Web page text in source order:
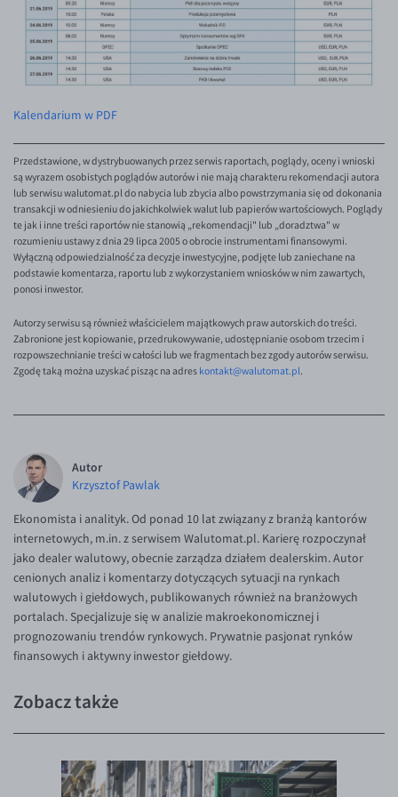
EUR/USD
EUR/GBP
EUR/CHF
EUR/CZK
EUR/DKK
EUR/NOK
EUR/SEK
EUR/AUD
EUR/BGN
EUR/CAD
EUR/CNY
EUR/HKD
EUR/HUF
EUR/NZD
EUR/RON
EUR/SGD
EUR/TRY
EUR/ZAR
GBP/USD
USD/CHF
Kalendarium w PDF
Przedstawione, w dystrybuowanych przez serwis raportach, poglądy, oceny i wnioski
są wyrazem osobistych poglądów autorów i nie mają charakteru rekomendacji autora
lub serwisu walutomat.pl do nabycia lub zbycia albo powstrzymania się od dokonania
transakcji w odniesieniu do jakichkolwiek walut lub papierów wartościowych. Poglądy
te jak i inne treści raportów nie stanowią „rekomendacji" lub „doradztwa" w
rozumieniu ustawy z dnia 29 lipca 2005 o obrocie instrumentami finansowymi.
Wyłączną odpowiedzialność za decyzje inwestycyjne, podjęte lub zaniechane na
podstawie komentarza, raportu lub z wykorzystaniem wniosków w nim zawartych,
ponosi inwestor.
Autorzy serwisu są również właścicielem majątkowych praw autorskich do treści.
Zabronione jest kopiowanie, przedrukowywanie, udostępnianie osobom trzecim i
rozpowszechnianie treści w całości lub we fragmentach bez zgody autorów serwisu.
Zgodę taką można uzyskać pisząc na adres kontakt@walutomat.pl.
Autor
Krzysztof Pawlak
Ekonomista i analityk. Od ponad 10 lat związany z branżą kantorów
internetowych, m.in. z serwisem Walutomat.pl. Karierę rozpoczynał
jako dealer walutowy, obecnie zarządza działem dealerskim. Autor
cenionych analiz i komentarzy dotyczących sytuacji na rynkach
walutowych i giełdowych, publikowanych również na branżowych
portalach. Specjalizuje się w analizie makroekonomicznej i
prognozowaniu trendów rynkowych. Prywatnie pasjonat rynków
finansowych i aktywny inwestor giełdowy.
Zobacz także